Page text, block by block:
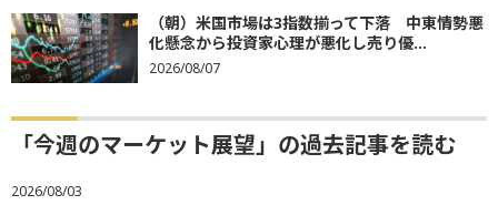
（朝）米国市場は3指数揃って下落 中東情勢悪
化懸念から投資家心理が悪化し売り優...
2026/08/07
「今週のマーケット展望」の過去記事を読む
2026/08/03